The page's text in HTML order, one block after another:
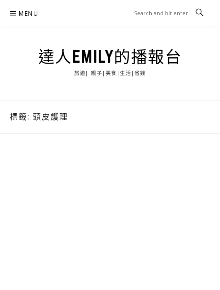
MENU
達人EMILY的播報台
旅遊| 親子|美食|生活|省錢
標籤: 頭皮護理